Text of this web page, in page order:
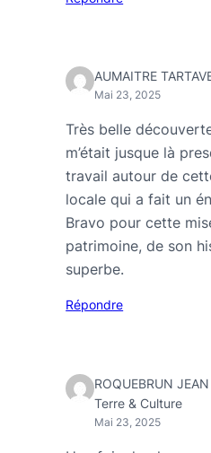
AUMAITRE
Mai 23, 2025
Très belle
m’était jusque là
travail autour de
locale qui a fait un
Bravo pour cette
patrimoine, de son
superbe.
Répondre
ROQUEBRUN
Terre & Culture
Mai 23, 2025